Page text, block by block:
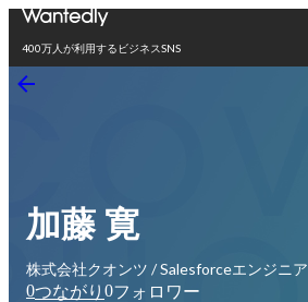
400万人が利用するビジネスSNS
加藤 寛
株式会社クオンツ / Salesforceエンジニア
0つながり 0フォロワー